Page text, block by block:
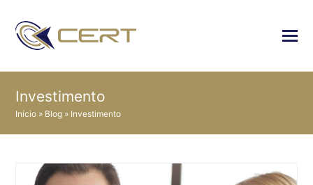
Investimento
Início » Blog » Investimento